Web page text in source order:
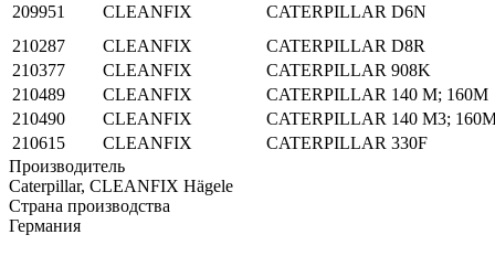
209951 CLEANFIX CATERPILLAR D6N
210287
CLEANFIX CATERPILLAR D8R
210377
CLEANFIX CATERPILLAR 908K
210489
CLEANFIX CATERPILLAR 140 M; 160M
210490
CLEANFIX CATERPILLAR 140 M3;
210615
CLEANFIX CATERPILLAR 330F
Производитель
Caterpillar, CLEANFIX Hägele
Страна производства
Германия